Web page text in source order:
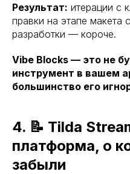
Результат: итерации с
правки на этапе
разработки — короче.
Vibe Blocks — это не
инструмент в вашем
большинство его
4. 📝 Tilda
платформа, о
забыли